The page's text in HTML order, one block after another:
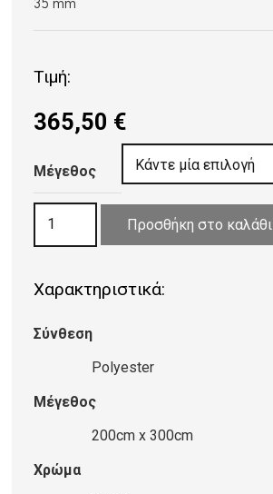
Τιμή:
365,50 €
Μέγεθος
ΧΑΛΙ
ποσότητα
Προσθήκη στο καλάθι
Χαρακτηριστικά:
Σύνθεση
Polyester
Μέγεθος
200cm x 300cm
Χρώμα